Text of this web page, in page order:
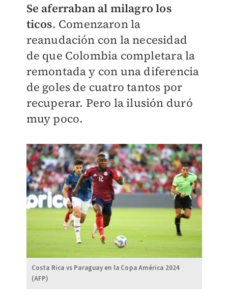
Se aferraban al milagro los
ticos. Comenzaron la
reanudación con la necesidad
de que Colombia completara la
remontada y con una diferencia
de goles de cuatro tantos por
recuperar. Pero la ilusión duró
muy poco.
Costa Rica vs Paraguay en la Copa América 2024
(AFP)